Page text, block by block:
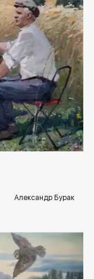
rakovgallery.ru
Александр Бурак